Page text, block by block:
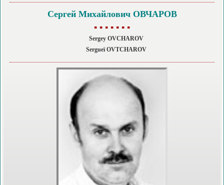
Сергей Михайлович ОВЧАРОВ
▪ ▪ ▪ ▪ ▪ ▪ ▪
Sergey OVCHAROV
Sergueï OVTCHAROV